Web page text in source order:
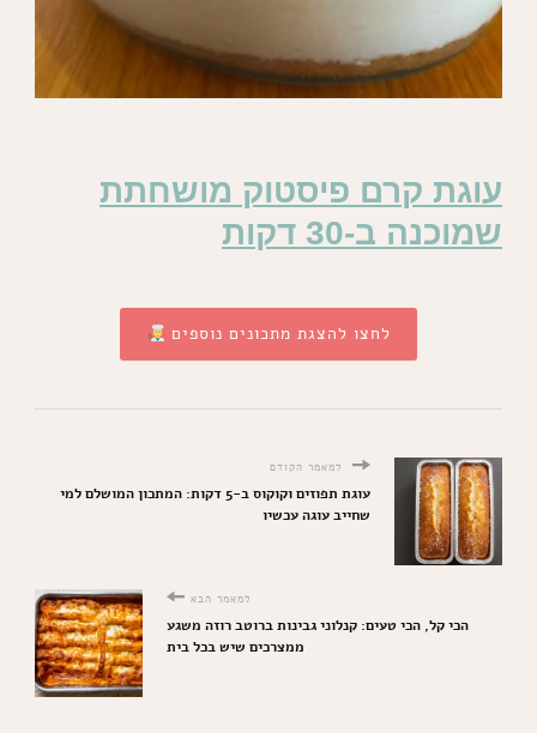
עוגת קרם פיסטוק מושחתת
שמוכנה ב-30 דקות
לחצו להצגת מתכונים נוספים
למאמר הקודם
עוגת תפוזים וקוקוס ב-5 דקות: המתכון המושלם למי
שחייב עוגה עכשיו
למאמר הבא
הכי קל, הכי טעים: קנלוני גבינות ברוטב רוזה משגע
ממצרכים שיש בכל בית